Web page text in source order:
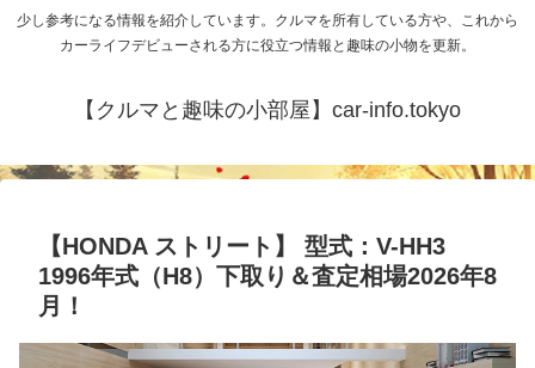
少し参考になる情報を紹介しています。クルマを所有している方や、これから
カーライフデビューされる方に役立つ情報と趣味の小物を更新。
【クルマと趣味の小部屋】car-info.tokyo
【HONDA ストリート】 型式：V-HH3
1996年式（H8）下取り＆査定相場2026年8
月！